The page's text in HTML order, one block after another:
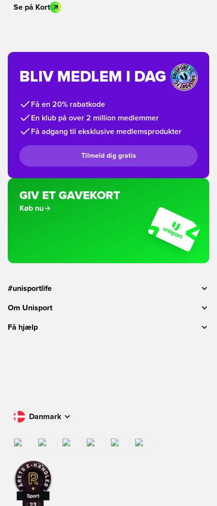
Se på Kort
BLIV MEDLEM I DAG
Få en 20% rabatkode
En klub på over 2 million medlemmer
Få adgang til eksklusive medlemsprodukter
Tilmeld dig gratis
GIV ET GAVEKORT
Køb nu
#unisportlife
Om Unisport
Få hjælp
Danmark